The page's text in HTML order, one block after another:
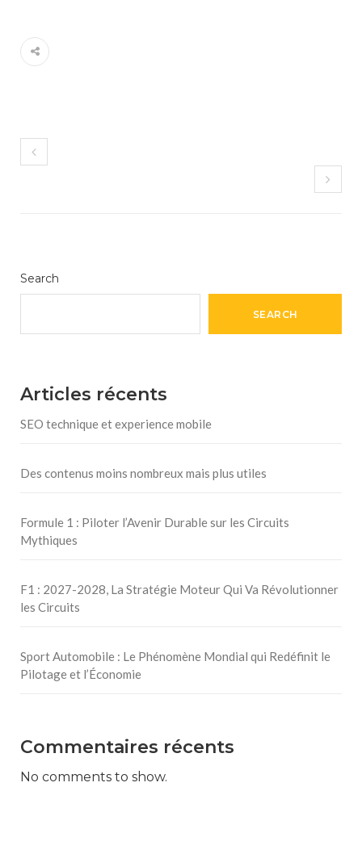
Search
SEARCH
Articles récents
SEO technique et experience mobile
Des contenus moins nombreux mais plus utiles
Formule 1 : Piloter l’Avenir Durable sur les Circuits
Mythiques
F1 : 2027-2028, La Stratégie Moteur Qui Va Révolutionner
les Circuits
Sport Automobile : Le Phénomène Mondial qui Redéfinit le
Pilotage et l’Économie
Commentaires récents
No comments to show.